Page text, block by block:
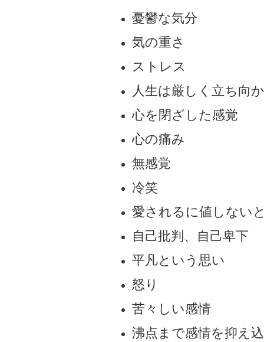
憂鬱な気分
気の重さ
ストレス
人生は厳しく立ち向
心を閉ざした感覚
心の痛み
無感覚
冷笑
愛されるに値しない
自己批判、自己卑下
平凡という思い
怒り
苦々しい感情
沸点まで感情を抑え